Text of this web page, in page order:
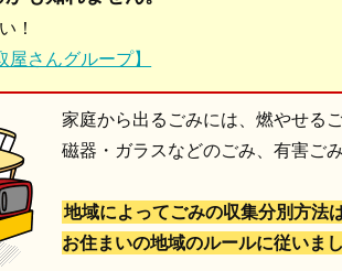
！
さんグループ】
家庭から出るごみには、燃やせる
磁器・ガラスなどのごみ、有害ご
地域によってごみの収集分別方法
お住まいの地域のルールに従いまし